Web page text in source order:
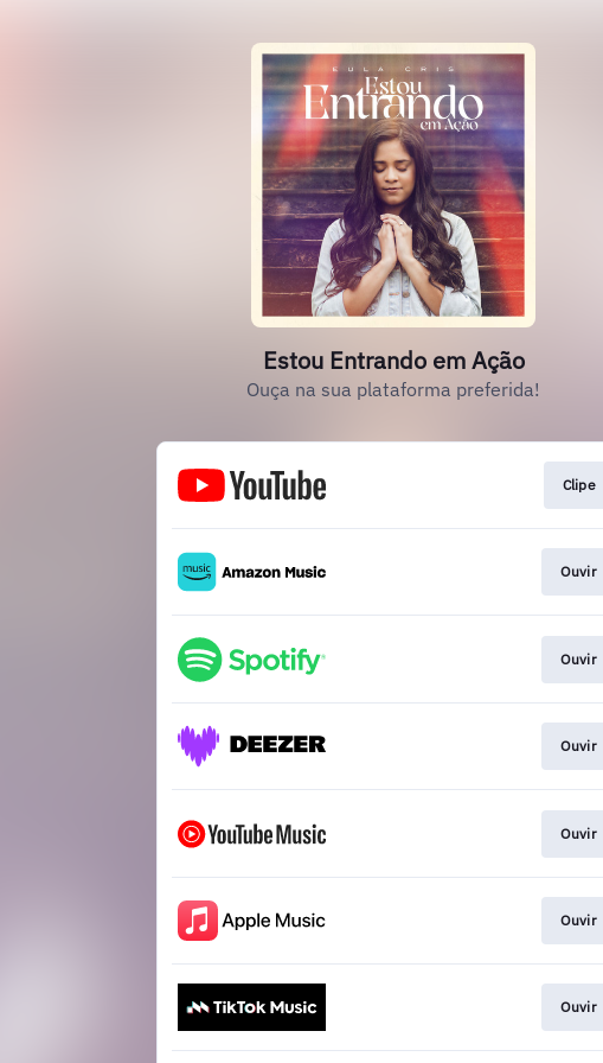
Estou Entrando em Ação
Ouça na sua plataforma preferida!
Clipe
Ouvir
Ouvir
Ouvir
Ouvir
Ouvir
Ouvir